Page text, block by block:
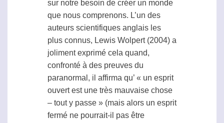
sur notre besoin de créer un monde
que nous comprenons. L’un des
auteurs scientifiques anglais les
plus connus, Lewis Wolpert (2004) a
joliment exprimé cela quand,
confronté à des preuves du
paranormal , il affirma qu’ « un esprit
ouvert est une très mauvaise chose
– tout y passe » (mais alors un esprit
fermé ne pourrait-il pas être